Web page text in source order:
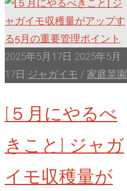
方
法"
量
2
倍
も
じ
な
ト
2025年5月17日 2025年5月
17日 ジャガイモ / 家庭菜園
[５月にやるべ
きこと] ジャガ
イモ収穫量が